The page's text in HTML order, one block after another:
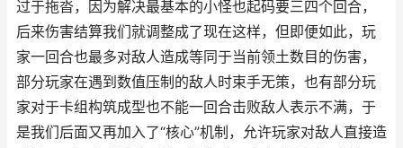
过于拖沓，因为解决最基本的小怪也起码要三四个回合，
后来伤害结算我们就调整成了现在这样，但即便如此，玩
家一回合也最多对敌人造成等同于当前领土数目的伤害，
部分玩家在遇到数值压制的敌人时束手无策，也有部分玩
家对于卡组构筑成型也不能一回合击败敌人表示不满，于
是我们后面又再加入了“核心”机制，允许玩家对敌人直接造